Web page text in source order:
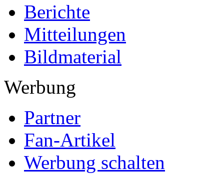
Berichte
Mitteilungen
Bildmaterial
Werbung
Partner
Fan-Artikel
Werbung schalten